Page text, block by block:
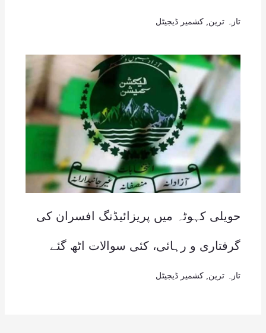
تازہ ترین کشمیر ڈیجیٹل
حویلی کہوٹہ میں پریزائیڈنگ افسران کی
گرفتاری و رہائی، کئی سوالات اٹھ گئے
تازہ ترین کشمیر ڈیجیٹل